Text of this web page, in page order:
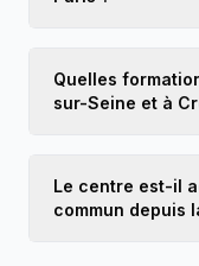
Quelles
sur-Seine et à
Le centre est-il
commun depuis